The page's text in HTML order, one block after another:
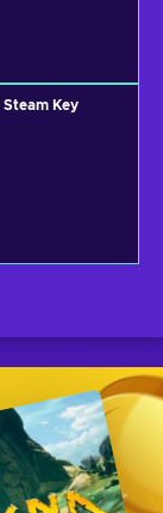
Steam Key